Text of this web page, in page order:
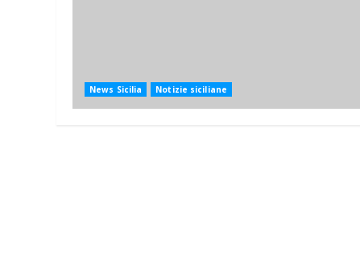
News Sicilia Notizie siciliane